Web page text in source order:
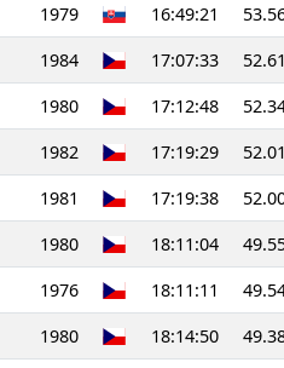
1979 16:49:21
1984 17:07:33
1980 17:12:48
1982 17:19:29
1981 17:19:38
1980 18:11:04
1976 18:11:11
1980 18:14:50